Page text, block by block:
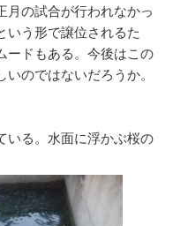
月の試合が行われなかっ
いう形で譲位されるた
ードもある。今後はこの
のではないだろうか。
いる。水面に浮かぶ桜の